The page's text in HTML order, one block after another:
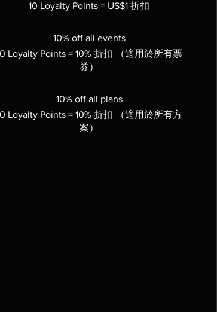
10 Loyalty Points = US$1 折扣
10% off all events
Loyalty Points = 10% 折扣 （適用於所有票
券）
10% off all plans
Loyalty Points = 10% 折扣 （適用於所有方
案）